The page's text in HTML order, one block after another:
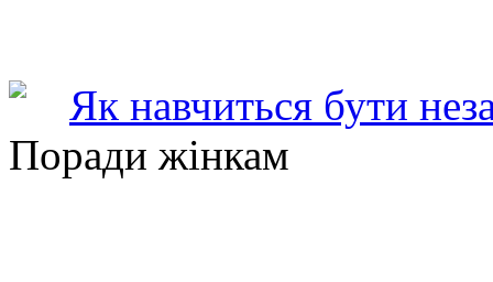
Як навчиться бути
Поради жінкам